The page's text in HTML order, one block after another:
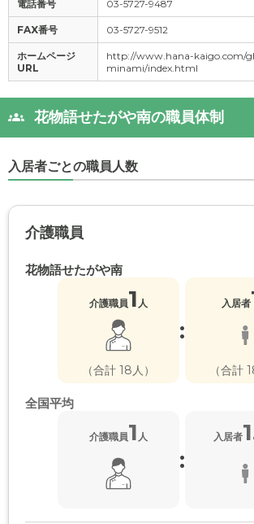
電話番号 03-5727-9487
FAX番号 03-5727-9512
ホームページ
URL
http://www.hana-kaigo.com/
minami/index.html
花物語せたがや南の職員体制
入居者ごとの職員人数
介護職員
花物語せたがや南
介護職員1 人
（合計 18人）
:
入居者
（合計
全国平均
介護職員1 人
:
入居者